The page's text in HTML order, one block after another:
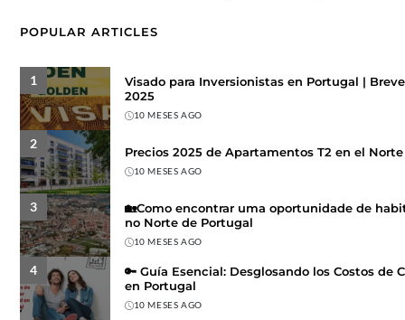
POPULAR ARTICLES
1
Visado para Inversionistas en Portugal |
2025
10 MESES AGO
2
Precios 2025 de Apartamentos T2 en el
10 MESES AGO
3
🏡Como encontrar uma oportunidade de
no Norte de Portugal
10 MESES AGO
4
🔑 Guía Esencial: Desglosando los Costos de
en Portugal
10 MESES AGO